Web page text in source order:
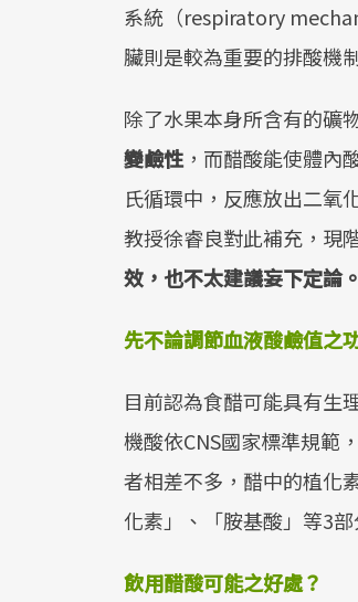
系統（respiratory
臟則是較為重要的排酸機
除了水果本身所含有的礦
變鹼性 ，而醋酸能使體內
氏循環中，反應放出二氧
教授徐睿良對此補充，現
效，也不太建議妄下定論。
先不論調節血液酸鹼值之
目前認為食醋可能具有生
機酸依CNS國家標準規範
者相差不多，醋中的植化
化素」、「胺基酸」等3
飲用醋酸可能之好處？